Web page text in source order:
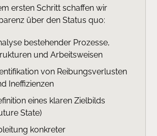
ersten Schritt schaffen wir
über den Status quo:
bestehender Prozesse,
und Arbeitsweisen
von Reibungsverlusten
Ineffizienzen
eines klaren Zielbilds
State)
konkreter